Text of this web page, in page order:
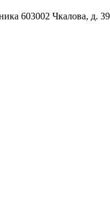
603002 Чкалова, д. 39